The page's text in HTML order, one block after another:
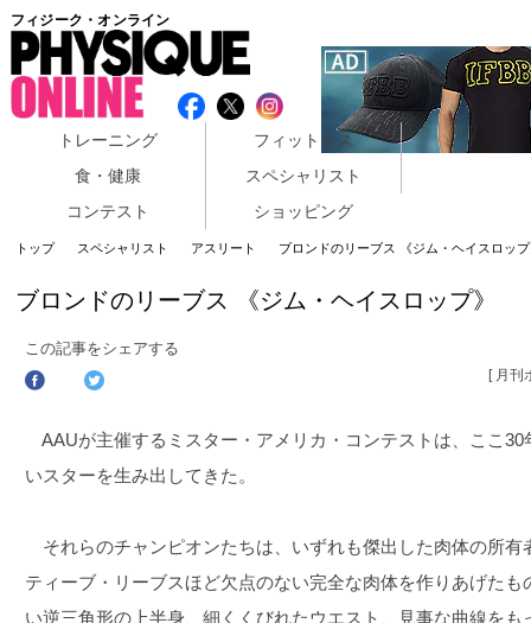
フィジーク・オンライン
トレーニング
フィットネス
食・健康
スペシャリスト
コンテスト
ショッピング
トップ スペシャリスト アスリート ブロンドのリーブス 《ジム・ヘイスロッ
ブロンドのリーブス 《ジム・ヘイスロップ》
この記事をシェアする
[ 月刊
AAUが主催するミスター・アメリカ・コンテストは、ここ
いスターを生み出してきた。
それらのチャンピオンたちは、いずれも傑出した肉体の所有
ティーブ・リーブスほど欠点のない完全な肉体を作りあげた
い逆三角形の上半身、細くくびれたウエスト、見事な曲線を